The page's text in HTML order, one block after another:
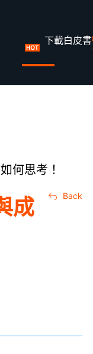
下載白皮書
網站加速指南
WAF 規則實戰
Ａ級資安監控
何思考！
成
Back